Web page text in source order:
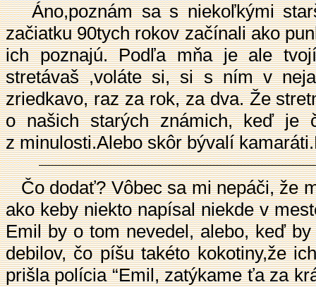
Áno,poznám sa s niekoľkými
začiatku 90tych rokov začínali ako
ich poznajú. Podľa mňa je ale
stretávaš ,voláte si, si s ním v
zriedkavo, raz za rok, za dva. Že
o našich starých známich, keď
z minulosti.Alebo skôr bývalí
Čo dodať? Vôbec sa mi nepáči, že
ako keby niekto napísal niekde v
Emil by o tom nevedel, alebo, keď
debilov, čo píšu takéto kokotiny,že
prišla polícia “Emil, zatýkame ťa za